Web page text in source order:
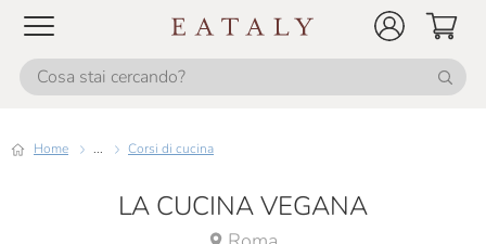
Home ... Corsi di cucina
LA CUCINA VEGANA